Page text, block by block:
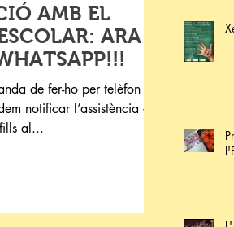
AMB EL
ARA
de fer-ho per telèfon o
al...